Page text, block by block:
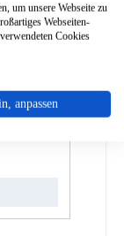
um unsere Webseite zu
Webseiten-
Cookies
anpassen